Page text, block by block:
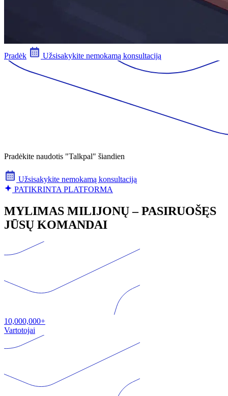
Pradėk Užsisakykite nemokamą konsultaciją
Pradėkite naudotis "Talkpal" šiandien
Užsisakykite nemokamą konsultaciją
PATIKRINTA PLATFORMA
MYLIMAS MILIJONŲ – PASIRUOŠĘS
JŪSŲ KOMANDAI
10,000,000+
Vartotojai